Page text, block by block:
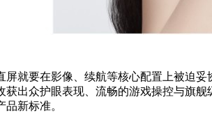
就要在影像、续航等核心配置上被迫
出众护眼表现、流畅的游戏操控与旗
新标准。